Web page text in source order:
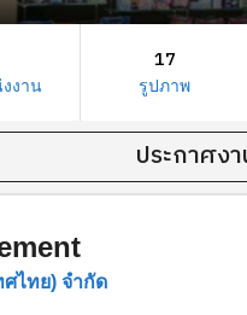
งาน
17
รูปภาพ
ประกาศง
ไทย) จำกัด